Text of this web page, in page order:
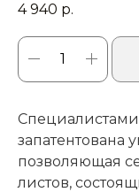
4 940 р.
Специалистами
запатентована
позволяющая
листов,